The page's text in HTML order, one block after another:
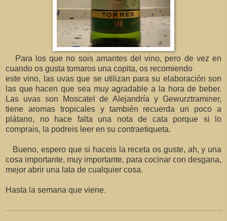
Para los que no sois amantes del vino, pero de vez en
cuando os gusta tomaros una copita, os recomiendo
este vino, las uvas que se utilizan para su elaboración son
las que hacen que sea muy agradable a la hora de beber.
Las uvas son Moscatel de Alejandría y Gewurztraminer,
tiene aromas tropicales y también recuerda un poco a
plátano, no hace falta una nota de cata porque si lo
comprais, la podreis leer en su contraetiqueta.
Bueno, espero que si haceis la receta os guste, ah, y una
cosa importante, muy importante, para cocinar con desgana,
mejor abrir una lata de cualquier cosa.
Hasta la semana que viene.